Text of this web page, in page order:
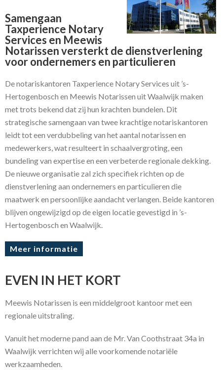
Samengaan
Taxperience Notary
Services en Meewis
Notarissen versterkt de dienstverlening
voor ondernemers en particulieren
De notariskantoren Taxperience Notary Services uit ’s-
Hertogenbosch en Meewis Notarissen uit Waalwijk maken
met trots bekend dat zij hun krachten bundelen. Dit
strategische samengaan van twee krachtige notariskantoren
leidt tot een verdubbeling van het aantal notarissen en
medewerkers, wat resulteert in schaalvergroting, een
bundeling van expertise en een verbeterde regionale dekking.
De nieuwe organisatie zal zich specifiek richten op de
dienstverlening aan ondernemers en particulieren die
maatwerk en persoonlijke aandacht verlangen. Beide kantoren
blijven ongewijzigd op de eigen locatie gevestigd in ’s-
Hertogenbosch en Waalwijk.
Meer informatie
EVEN IN HET KORT
Meewis Notarissen is een middelgroot kantoor met een
regionale uitstraling.
Vanuit het moderne pand aan de Mr. Van Coothstraat 34a in
Waalwijk verrichten wij alle voorkomende notariële
werkzaamheden.